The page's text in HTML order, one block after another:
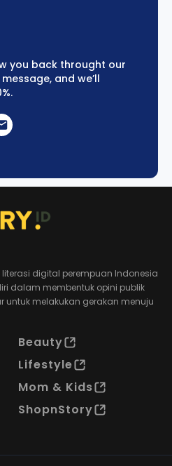
you back throught our
and we’ll
digital perempuan Indonesia
dalam membentuk opini publik
untuk melakukan gerakan menuju
Beauty
Lifestyle
Mom & Kids
ShopnStory